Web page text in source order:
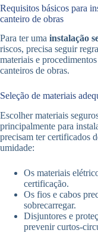
Requisitos básicos para
canteiro de obras
Para ter uma instalação
riscos, precisa seguir
materiais e
canteiros de obras.
Seleção de materiais
Escolher materiais
principalmente para
precisam ter certificados
umidade:
Os materiais
certificação.
Os fios e cabos
sobrecarregar.
Disjuntores e
prevenir curtos-